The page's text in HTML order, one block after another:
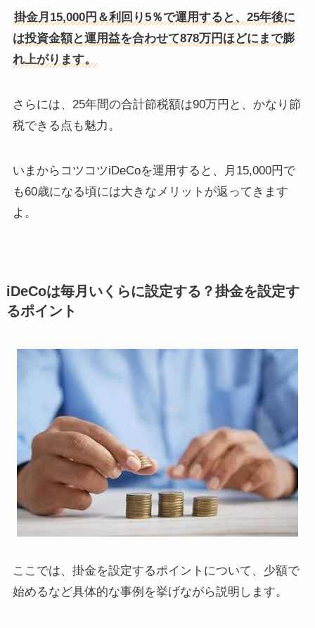
掛金月15,000円＆利回り5％で運用すると、25年後に
は投資金額と運用益を合わせて878万円ほどにまで膨
れ上がります。
さらには、25年間の合計節税額は90万円と、かなり節
税できる点も魅力。
いまからコツコツiDeCoを運用すると、月15,000円で
も60歳になる頃には大きなメリットが返ってきます
よ。
iDeCoは毎月いくらに設定する？掛金を設定す
るポイント
ここでは、掛金を設定するポイントについて、少額で
始めるなど具体的な事例を挙げながら説明します。